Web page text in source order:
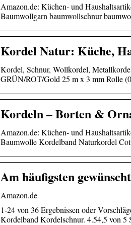
Amazon.de: Küchen- und
Baumwollgarn baumwollschnur
Kordel Natur: Küche,
Kordel, Schnur, Wollkordel,
GRÜN/ROT/Gold 25 m x 3 mm Rolle
Kordeln – Borten &
Amazon.de: Küchen- und
Baumwolle Kordelband Naturkordel
Am häufigsten
Amazon.de
1-24 von 36 Ergebnissen oder
Kordelband Kordelschnur. 4.54,5 von 5